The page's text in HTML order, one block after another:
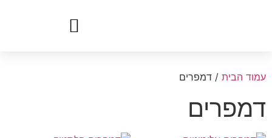
עמוד הבית / דמפרים
דמפרים